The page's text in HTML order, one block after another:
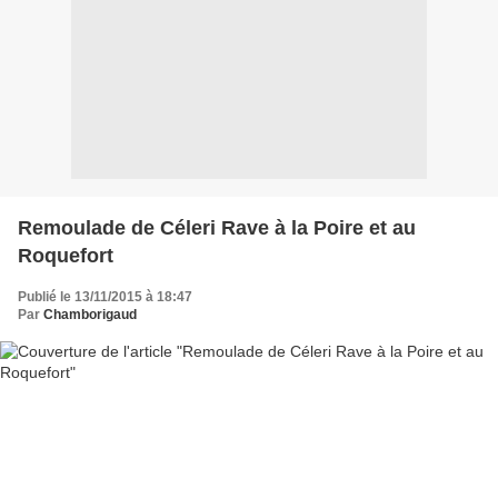
Remoulade de Céleri Rave à la Poire et au
Roquefort
Publié le 13/11/2015 à 18:47
Par Chamborigaud